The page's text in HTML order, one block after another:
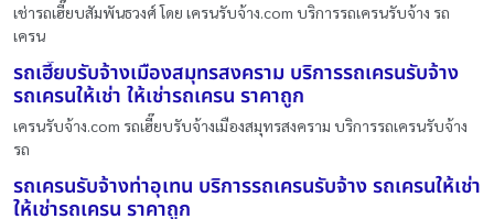
เช่ารถเฮี๊ยบสัมพันธวงศ์ โดย เครนรับจ้าง.com บริการรถเครนรับจ้าง รถ
เครน
รถเฮี๊ยบรับจ้างเมืองสมุทรสงคราม บริการรถเครนรับจ้าง
รถเครนให้เช่า ให้เช่ารถเครน ราคาถูก
เครนรับจ้าง.com รถเฮี๊ยบรับจ้างเมืองสมุทรสงคราม บริการรถเครนรับจ้าง
รถ
รถเครนรับจ้างท่าอุเทน บริการรถเครนรับจ้าง รถเครนให้เช่า
ให้เช่ารถเครน ราคาถูก